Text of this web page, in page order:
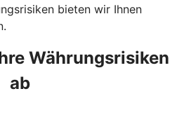
bieten wir Ihnen
Währungsrisiken
ab